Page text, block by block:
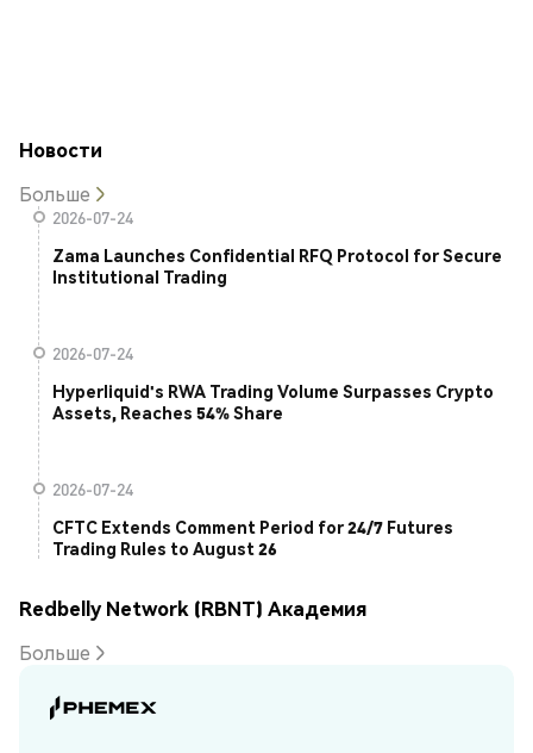
Новости
Больше
2026-07-24
Zama Launches Confidential RFQ Protocol for Secure
Institutional Trading
2026-07-24
Hyperliquid's RWA Trading Volume Surpasses Crypto
Assets, Reaches 54% Share
2026-07-24
CFTC Extends Comment Period for 24/7 Futures
Trading Rules to August 26
Redbelly Network (RBNT) Академия
Больше